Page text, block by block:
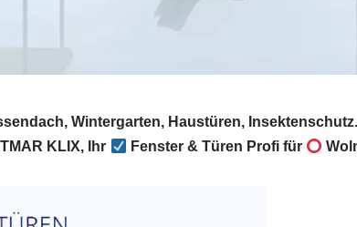
Wintergarten, Haustüren,
KLIX, Ihr Fenster & Türen Profi für